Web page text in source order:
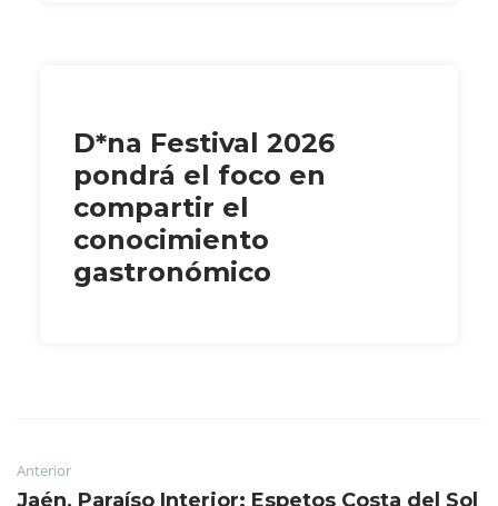
D*na Festival 2026
pondrá el foco en
compartir el
conocimiento
gastronómico
Anterior
Jaén, Paraíso Interior; Espetos Costa del Sol